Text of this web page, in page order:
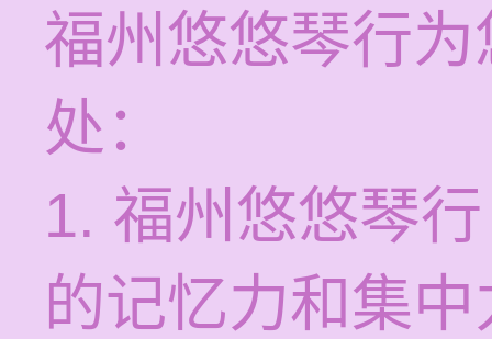
福州悠悠琴行
处：
1. 福州悠悠琴
的记忆力和集中